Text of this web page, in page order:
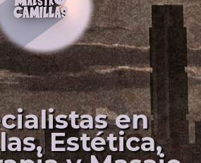
en
Estética,